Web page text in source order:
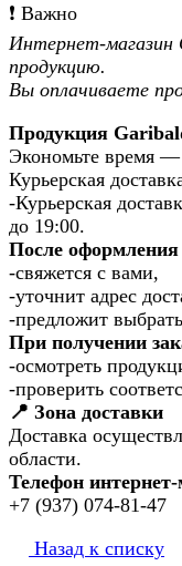
❗️ Важно
Интернет-магазин
продукцию.
Вы оплачиваете
Продукция
Экономьте время
Курьерская
-Курьерская
до 19:00.
После
-свяжется с вами,
-уточнит адрес
-предложит
При получении
-осмотреть
-проверить
📍 Зона доставки
Доставка
области.
Телефон интернет-
+7 (937) 074-81-47
Назад к списку